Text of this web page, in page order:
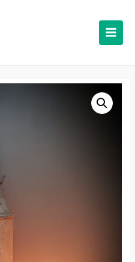
Main